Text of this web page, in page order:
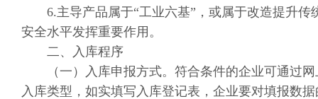
6.主导产品属于“工业六基”，或属于改造提升传
安全水平发挥重要作用。
二、入库程序
（一）入库申报方式。符合条件的企业可通过网
入库类型，如实填写入库登记表，企业要对填报数